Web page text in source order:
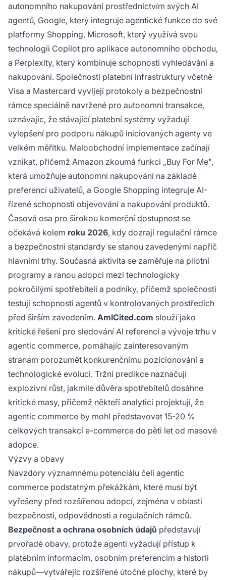
autonomního nakupování prostřednictvím svých AI
agentů, Google, který integruje agentické funkce do své
platformy Shopping, Microsoft, který využívá svou
technologii Copilot pro aplikace autonomního obchodu,
a Perplexity, který kombinuje schopnosti vyhledávání a
nakupování. Společnosti platební infrastruktury včetně
Visa a Mastercard vyvíjejí protokoly a bezpečnostní
rámce speciálně navržené pro autonomní transakce,
uznávajíc, že stávající platební systémy vyžadují
vylepšení pro podporu nákupů iniciovaných agenty ve
velkém měřítku. Maloobchodní implementace začínají
vznikat, přičemž Amazon zkoumá funkci „Buy For Me",
která umožňuje autonomní nakupování na základě
preferencí uživatelů, a Google Shopping integruje AI-
řízené schopnosti objevování a nakupování produktů.
Časová osa pro širokou komerční dostupnost se
očekává kolem roku 2026, kdy dozrají regulační rámce
a bezpečnostní standardy se stanou zavedenými napříč
hlavními trhy. Současná aktivita se zaměřuje na pilotní
programy a ranou adopci mezi technologicky
pokročilými spotřebiteli a podniky, přičemž společnosti
testují schopnosti agentů v kontrolovaných prostředích
před širším zavedením. AmICited.com slouží jako
kritické řešení pro sledování AI referencí a vývoje trhu v
agentic commerce, pomáhajíc zainteresovaným
stranám porozumět konkurenčnímu pozicionování a
technologické evoluci. Tržní predikce naznačují
explozivní růst, jakmile důvěra spotřebitelů dosáhne
kritické masy, přičemž někteří analytici projektují, že
agentic commerce by mohl představovat 15-20 %
celkových transakcí e-commerce do pěti let od masové
adopce.
Výzvy a obavy
Navzdory významnému potenciálu čelí agentic
commerce podstatným překážkám, které musí být
vyřešeny před rozšířenou adopcí, zejména v oblasti
bezpečnosti, odpovědnosti a regulačních rámců.
Bezpečnost a ochrana osobních údajů představují
prvořadé obavy, protože agenti vyžadují přístup k
platebním informacím, osobním preferencím a historii
nákupů—vytvářejíc rozšířené útočné plochy, které by